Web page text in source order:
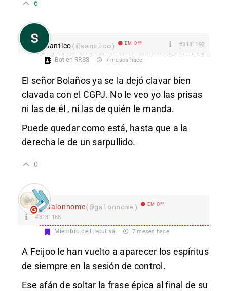
6
santico(@santico) EM Off #3181192
Bot en RRSS 7 meses hace
El señor Bolaños ya se la dejó clavar bien
clavada con el CGPJ. No le veo yo las prisas
ni las de él , ni las de quién le manda.
Puede quedar como está, hasta que a la
derecha le de un sarpullido.
0
Galonnome(@galonnome) EM Off
#3181188
Miembro de Ejecutiva 7 meses hace
A Feijoo le han vuelto a aparecer los espíritus
de siempre en la sesión de control.
Ese afán de soltar la frase épica al final de su